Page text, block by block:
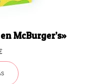
McBurger’s»